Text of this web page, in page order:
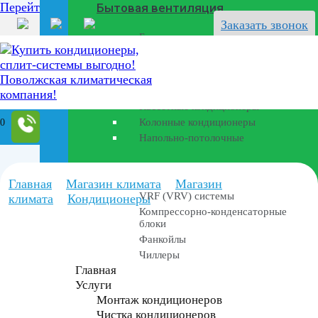
Перейти к содержанию
Заказать звонок
0
Бытовая вентиляция
Бризеры
Полупромышленные кондиционеры
Колонные кондиционеры
Напольно-потолочные
Промышленные установки
VRF (VRV) системы
Компрессорно-конденсаторные
блоки
Фанкойлы
Чиллеры
Главная
Услуги
Монтаж кондиционеров
Чистка кондиционеров
Главная Магазин климата
Магазин
климата
Кондиционеры